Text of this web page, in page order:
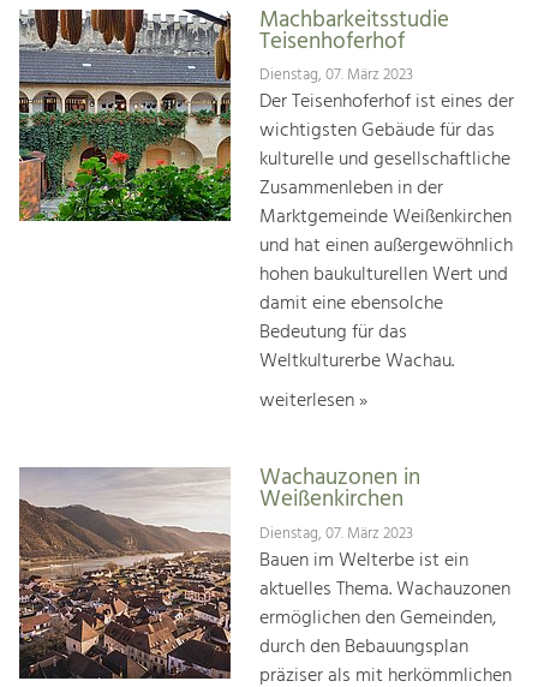
Machbarkeitsstudie
Teisenhoferhof
Dienstag, 07. März 2023
Der Teisenhoferhof ist eines der
wichtigsten Gebäude für das
kulturelle und gesellschaftliche
Zusammenleben in der
Marktgemeinde Weißenkirchen
und hat einen außergewöhnlich
hohen baukulturellen Wert und
damit eine ebensolche
Bedeutung für das
Weltkulturerbe Wachau.
weiterlesen »
Wachauzonen in
Weißenkirchen
Dienstag, 07. März 2023
Bauen im Welterbe ist ein
aktuelles Thema. Wachauzonen
ermöglichen den Gemeinden,
durch den Bebauungsplan
präziser als mit herkömmlichen